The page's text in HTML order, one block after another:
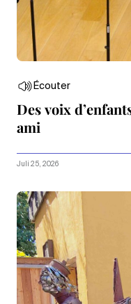
Écouter
Des voix
ami
Juli 25, 2026